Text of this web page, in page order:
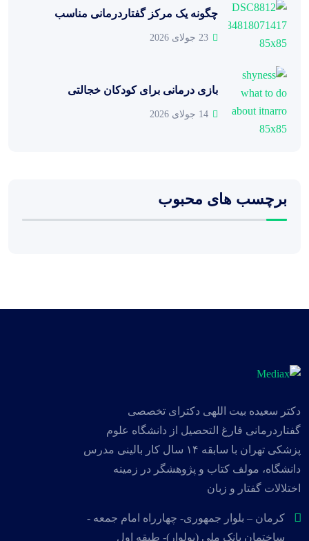
چگونه یک مرکز گفتاردرمانی مناسب
23 جولای 2026
بازی درمانی برای کودکان خجالتی
14 جولای 2026
برچسب های محبوب
دکتر سعیده بیت اللهی دکترای تخصصی
گفتاردرمانی فارغ التحصیل از دانشگاه علوم
پزشکی تهران با سابقه ۱۴ سال کار بالینی مدرس
دانشگاه، مولف کتاب و پژوهشگر در زمینه
اختلالات گفتار و زبان
کرمان – بلوار جمهوری- چهارراه امام جمعه -
ساختمان بانک ملی (بولوار)- طبقه اول